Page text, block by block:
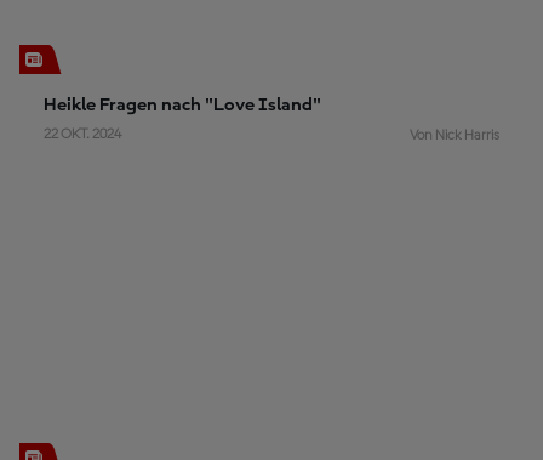
Heikle Fragen nach "Love Island"
22 OKT. 2024 Von Nick Harris